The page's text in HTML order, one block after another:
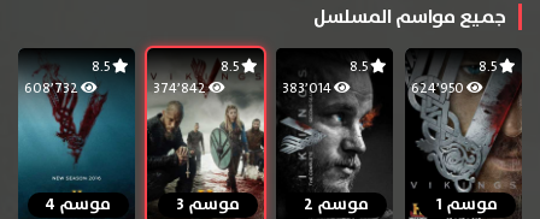
جميع مواسم المسلسل
8.5
624٬950
موسم 1
8.5
موسم 2
8.5
374٬842
موسم 3
8.5
608٬732
موسم 4